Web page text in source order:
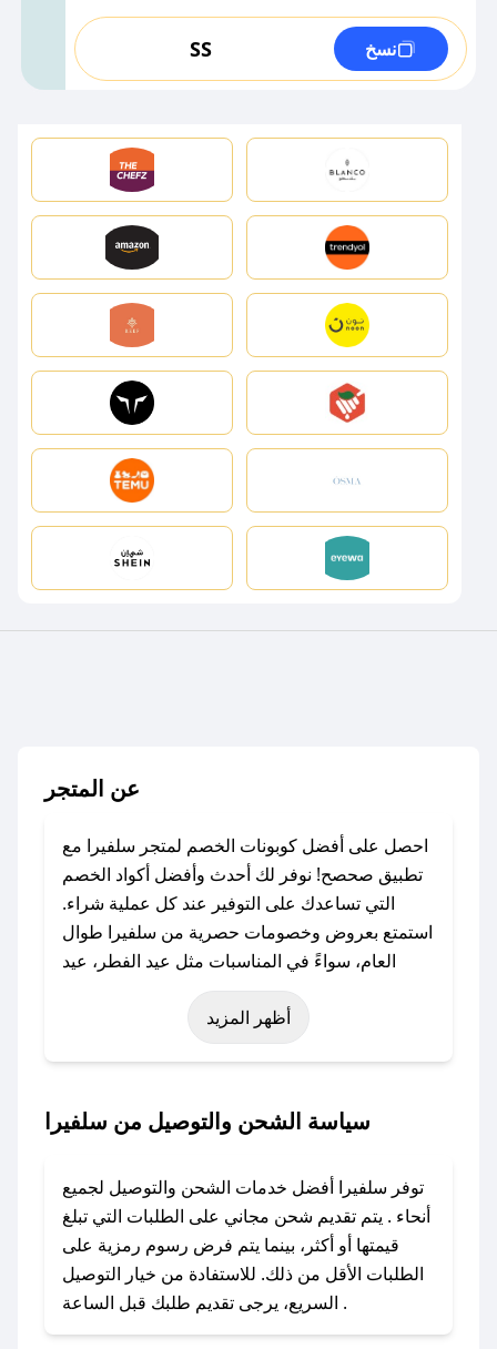
SS نسخ
عن المتجر
احصل على أفضل كوبونات الخصم لمتجر سلفيرا مع
تطبيق صحصح! نوفر لك أحدث وأفضل أكواد الخصم
التي تساعدك على التوفير عند كل عملية شراء.
استمتع بعروض وخصومات حصرية من سلفيرا طوال
العام، سواءً في المناسبات مثل عيد الفطر، عيد
الأضحى، الجمعة البيضاء (شهر نوفمبر)، رمضان،
اليوم الوطني، يوم التأسيس، أو حتى عروض خاصة
باستخدام تطبيق صحصح، يمكنك العثور بسهولة على
تواصل معنا عبر تويتر أو البريد الإلكتروني لإضافته
بسرعة.
### كيفية استخدام كود خصم سلفيرا؟
1. انسخ كود الخصم من تطبيق صحصح.
2. الصقه في خانة الدفع عند التسوق من سلفيرا.
أظهر المزيد
سياسة الشحن والتوصيل من سلفيرا
توفر سلفيرا أفضل خدمات الشحن والتوصيل لجميع
أنحاء . يتم تقديم شحن مجاني على الطلبات التي تبلغ
قيمتها أو أكثر، بينما يتم فرض رسوم رمزية على
الطلبات الأقل من ذلك. للاستفادة من خيار التوصيل
السريع، يرجى تقديم طلبك قبل الساعة .